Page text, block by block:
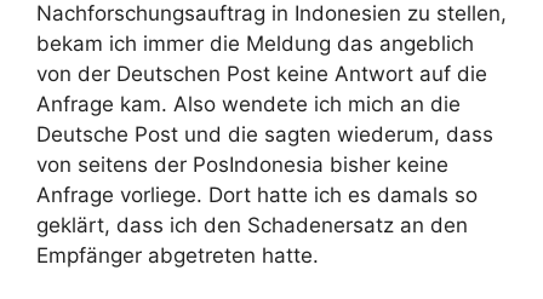
Nachforschungsauftrag in Indonesien zu stellen,
bekam ich immer die Meldung das angeblich
von der Deutschen Post keine Antwort auf die
Anfrage kam. Also wendete ich mich an die
Deutsche Post und die sagten wiederum, dass
von seitens der PosIndonesia bisher keine
Anfrage vorliege. Dort hatte ich es damals so
geklärt, dass ich den Schadenersatz an den
Empfänger abgetreten hatte.